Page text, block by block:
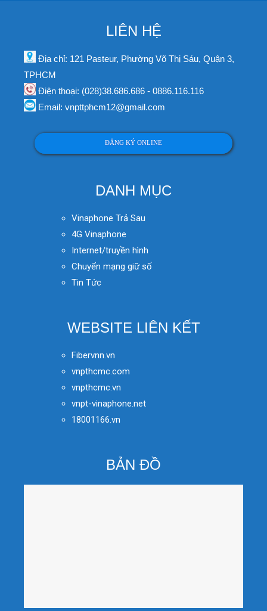
LIÊN HỆ
Địa chỉ: 121 Pasteur, Phường Võ Thị Sáu, Quận 3,
TPHCM
Điện thoại: (028)38.686.686 - 0886.116.116
Email: vnpttphcm12@gmail.com
ĐĂNG KÝ ONLINE
DANH MỤC
Vinaphone Trả Sau
4G Vinaphone
Internet/truyền hình
Chuyển mạng giữ số
Tin Tức
WEBSITE LIÊN KẾT
Fibervnn.vn
vnpthcmc.com
vnpthcmc.vn
vnpt-vinaphone.net
18001166.vn
BẢN ĐỒ